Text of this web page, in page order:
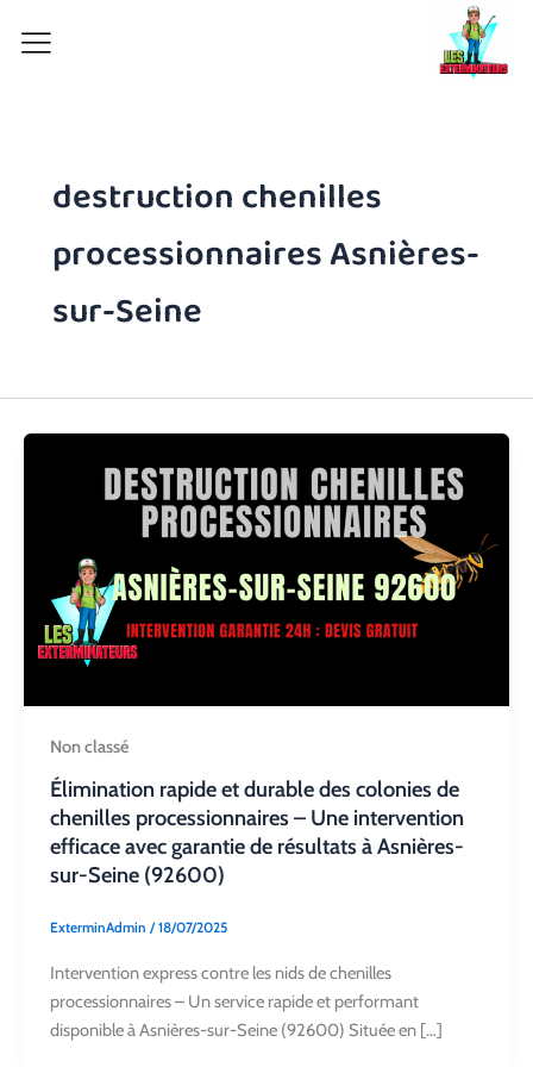
destruction chenilles
processionnaires Asnières-
sur-Seine
Non classé
Élimination rapide et durable des colonies de
chenilles processionnaires – Une intervention
efficace avec garantie de résultats à Asnières-
sur-Seine (92600)
ExterminAdmin /18/07/2025
Intervention express contre les nids de chenilles
processionnaires – Un service rapide et performant
disponible à Asnières-sur-Seine (92600) Située en […]